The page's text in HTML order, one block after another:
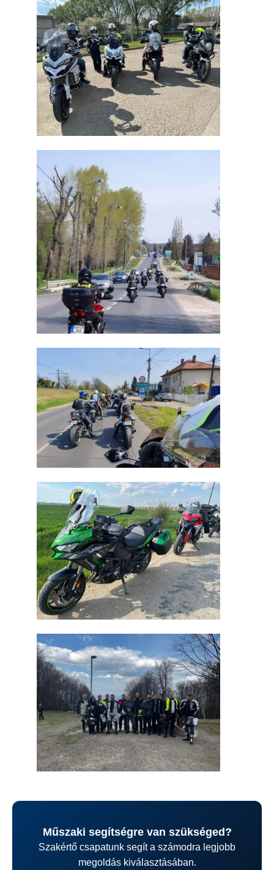
Műszaki segítségre van szükséged?
Szakértő csapatunk segít a számodra legjobb
megoldás kiválasztásában.